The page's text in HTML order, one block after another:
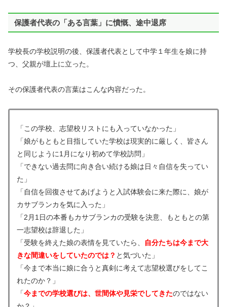
保護者代表の「ある言葉」に憤慨、途中退席
学校長の学校説明の後、保護者代表として中学１年生を娘に持
つ、父親が壇上に立った。
その保護者代表の言葉はこんな内容だった。
「この学校、志望校リストにも入っていなかった」
「娘がもともと目指していた学校は現実的に厳しく、皆さん
と同じように1月になり初めて学校訪問」
「できない過去問に向き合い続ける娘は日々自信を失ってい
た」
「自信を回復させてあげようと入試体験会に来た際に、娘が
カサブランカを気に入った」
「2月1日の本番もカサブランカの受験を決意、もともとの第
一志望校は辞退した」
「受験を終えた娘の表情を見ていたら、
自分たちは今まで大
きな間違いをしていたのでは？ と気づいた」
「今まで本当に娘に合うと真剣に考えて志望校選びをしてこ
れたのか？」
「今までの学校選びは、世間体や見栄でしてきたのではない